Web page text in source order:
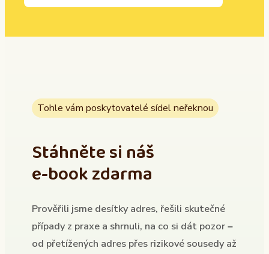
Tohle vám poskytovatelé sídel neřeknou
Stáhněte si náš
e-book zdarma
Prověřili jsme desítky adres, řešili skutečné
případy z praxe a shrnuli, na co si dát pozor –
od přetížených adres přes rizikové sousedy až